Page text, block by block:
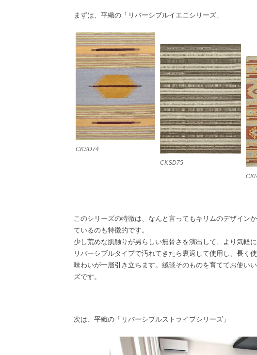
まずは、平織の「リバーシブルイエニシリーズ」
CKSD74
CKSD75
このシリーズの特徴は、なんと言ってもキリムのデザイン
ているのも特徴的です。
少し荒めな肌触りが男らしい無骨さを演出して、より気軽
リバーシブルタイプで汚れてきたら裏返して使用し、長く
味わいが一層引き立ちます。絨毯そのものを育ててお使い
ズです。
次は、平織の「リバーシブルストライプシリーズ」